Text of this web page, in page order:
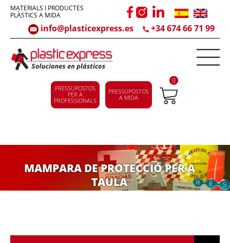
MATERIALS I PRODUCTES
PLÀSTICS A MIDA
info@plasticexpress.es +34 674 66 71 99
PRESSUPOSTOS
PER A
PROFESSIONALS
PRESSUPOSTOS
A MIDA
0
MAMPARA DE PROTECCIÓ PER A
TAULA